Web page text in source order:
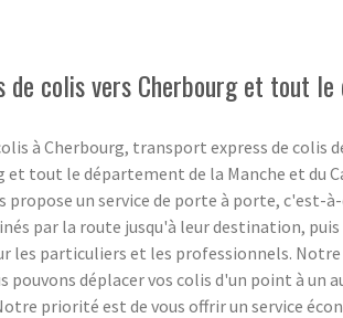
de colis vers Cherbourg et tout
à Cherbourg, transport express de colis
et tout le département de la Manche et du
propose un service de porte à porte,
par la route jusqu'à leur destination,
les particuliers et les professionnels.
pouvons déplacer vos colis d'un point à un
priorité est de vous offrir un service